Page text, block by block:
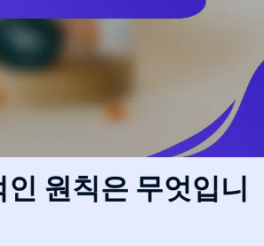
원칙은 무엇입니